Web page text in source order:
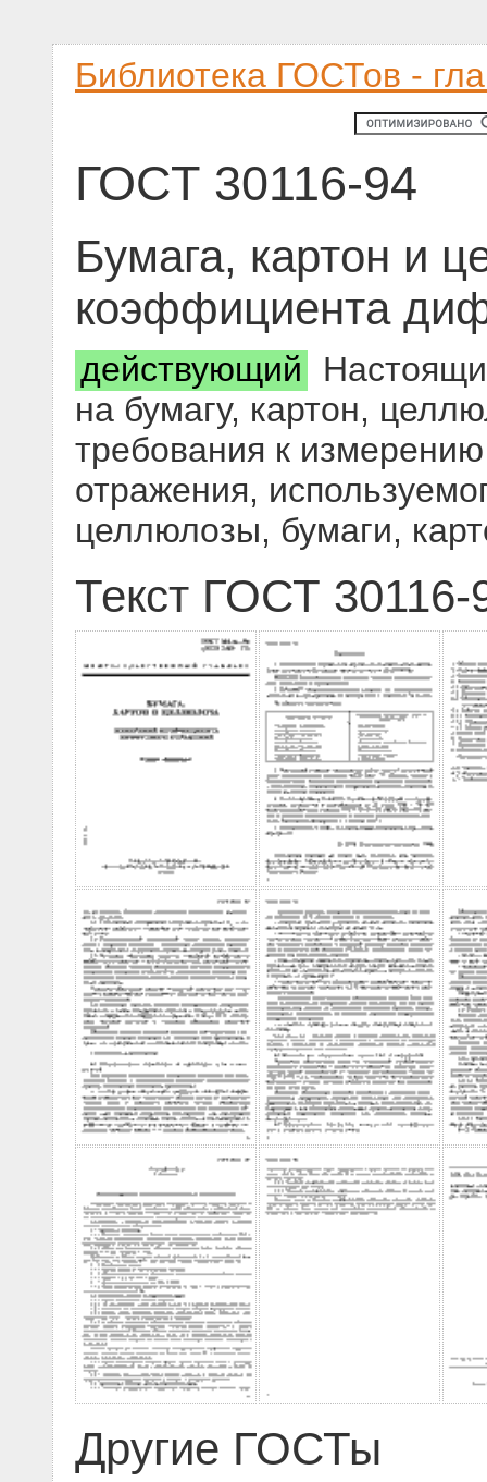
Библиотека ГОСТов -
ГОСТ 30116-94
Бумага, картон и
коэффициента
действующий
на бумагу, картон,
требования к
отражения,
целлюлозы, бумаги,
Текст ГОСТ 30116-
Другие ГОСТы